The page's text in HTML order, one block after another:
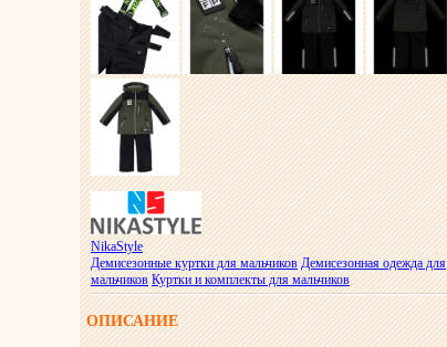
NikaStyle
Демисезонные куртки для мальчиков Демисезонная одежда для
мальчиков Куртки и комплекты для мальчиков
ОПИСАНИЕ